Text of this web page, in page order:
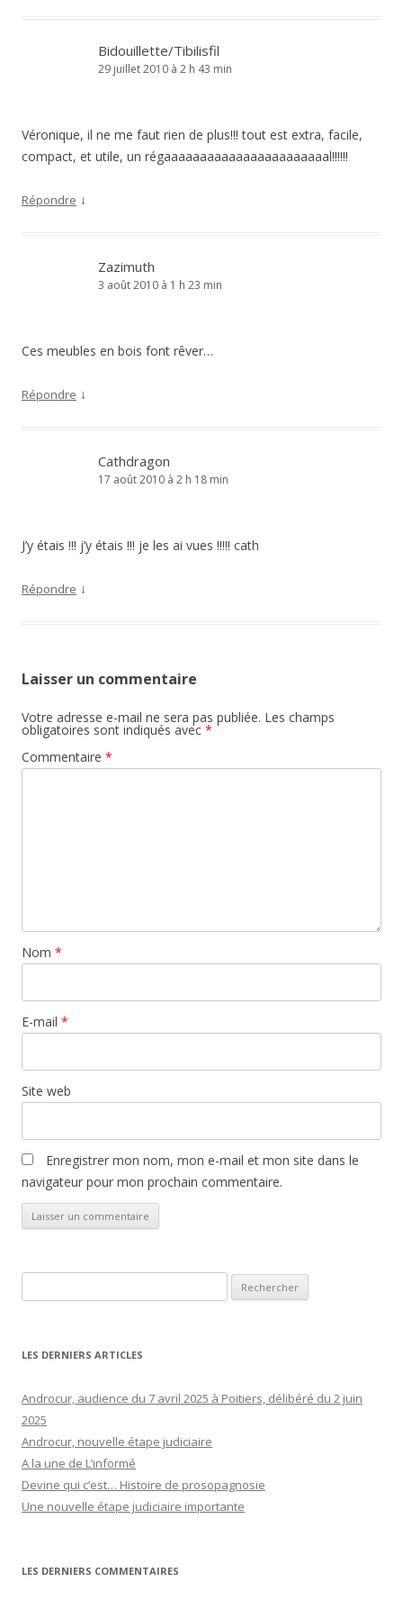
Bidouillette/Tibilisfil
29 juillet 2010 à 2 h 43 min
Véronique, il ne me faut rien de plus!!! tout est extra, facile,
compact, et utile, un régaaaaaaaaaaaaaaaaaaaaaaal!!!!!!
Répondre ↓
Zazimuth
3 août 2010 à 1 h 23 min
Ces meubles en bois font rêver…
Répondre ↓
Cathdragon
17 août 2010 à 2 h 18 min
J’y étais !!! j’y étais !!! je les ai vues !!!!! cath
Répondre ↓
Laisser un commentaire
Votre adresse e-mail ne sera pas publiée. Les champs
obligatoires sont indiqués avec *
Commentaire *
Nom *
E-mail *
Site web
Enregistrer mon nom, mon e-mail et mon site dans le
navigateur pour mon prochain commentaire.
LES DERNIERS ARTICLES
Androcur, audience du 7 avril 2025 à Poitiers, délibéré du 2 juin
2025
Androcur, nouvelle étape judiciaire
A la une de L’informé
Devine qui c’est… Histoire de prosopagnosie
Une nouvelle étape judiciaire importante
LES DERNIERS COMMENTAIRES